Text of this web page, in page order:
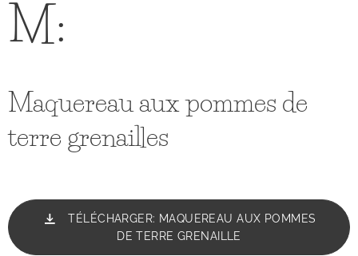
M:
Maquereau aux pommes de
terre grenailles
TÉLÉCHARGER: MAQUEREAU AUX POMMES
DE TERRE GRENAILLE